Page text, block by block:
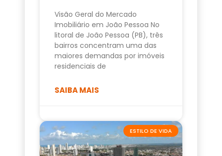
Visão Geral do Mercado
Imobiliário em João Pessoa No
litoral de João Pessoa (PB), três
bairros concentram uma das
maiores demandas por imóveis
residenciais de
SAIBA MAIS
ESTILO DE VIDA